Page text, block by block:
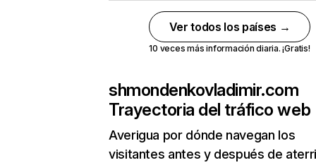
Ver todos los países →
10 veces más información diaria. ¡Gratis!
shmondenkovladimir.com
Trayectoria del tráfico web
Averigua por dónde navegan los
visitantes antes y después de